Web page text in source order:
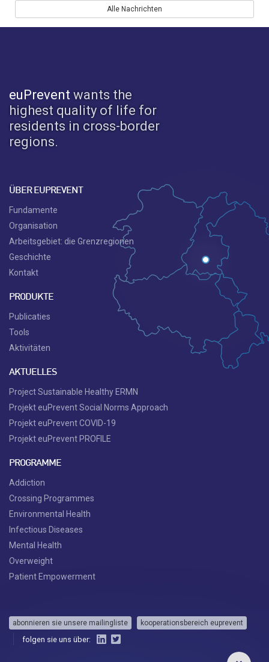
Alle Nachrichten
euPrevent wants the
highest quality of life for
residents in cross-border
regions.
ÜBER EUPREVENT
Fundamente
Organisation
Arbeitsgebiet: die Grenzregionen
Geschichte
Kontakt
PRODUKTE
Publicaties
Tools
Aktivitäten
AKTUELLES
Project Sustainable Healthy ERMN
Projekt euPrevent Social Norms Approach
Projekt euPrevent COVID-19
Projekt euPrevent PROFILE
PROGRAMME
Addiction
Crossing Programmes
Environmental Health
Infectious Diseases
Mental Health
Overweight
Patient Empowerment
abonnieren sie unsere mailingliste kooperationsbereich euprevent
folgen sie uns über: